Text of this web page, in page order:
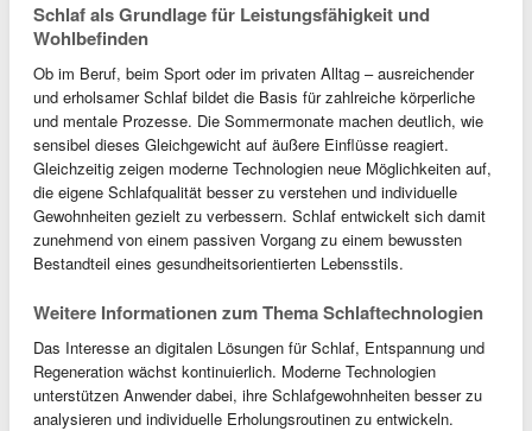
Schlaf als Grundlage für Leistungsfähigkeit und
Wohlbefinden
Ob im Beruf, beim Sport oder im privaten Alltag – ausreichender
und erholsamer Schlaf bildet die Basis für zahlreiche körperliche
und mentale Prozesse. Die Sommermonate machen deutlich, wie
sensibel dieses Gleichgewicht auf äußere Einflüsse reagiert.
Gleichzeitig zeigen moderne Technologien neue Möglichkeiten auf,
die eigene Schlafqualität besser zu verstehen und individuelle
Gewohnheiten gezielt zu verbessern. Schlaf entwickelt sich damit
zunehmend von einem passiven Vorgang zu einem bewussten
Bestandteil eines gesundheitsorientierten Lebensstils.
Weitere Informationen zum Thema Schlaftechnologien
Das Interesse an digitalen Lösungen für Schlaf, Entspannung und
Regeneration wächst kontinuierlich. Moderne Technologien
unterstützen Anwender dabei, ihre Schlafgewohnheiten besser zu
analysieren und individuelle Erholungsroutinen zu entwickeln.